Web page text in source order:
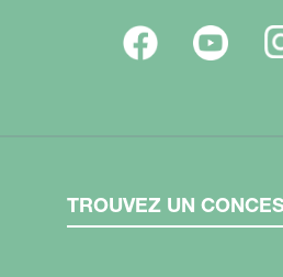
TROUVEZ UN